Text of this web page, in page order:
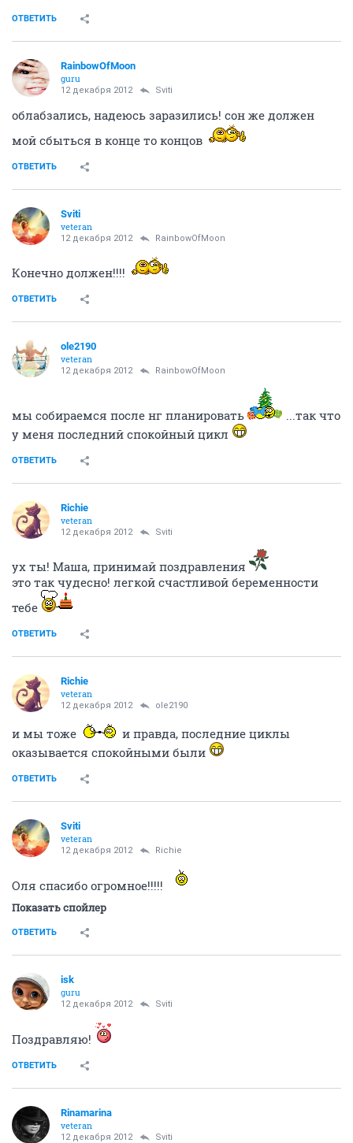
ОТВЕТИТЬ
RainbowOfMoon
guru
12 декабря 2012 Sviti
облабзались, надеюсь заразились! сон же должен
мой сбыться в конце то концов
ОТВЕТИТЬ
Sviti
veteran
12 декабря 2012 RainbowOfMoon
Конечно должен!!!!
ОТВЕТИТЬ
ole2190
veteran
12 декабря 2012 RainbowOfMoon
мы собираемся после нг планировать
...так что
у меня последний спокойный цикл
ОТВЕТИТЬ
Richie
veteran
12 декабря 2012 Sviti
ух ты! Маша, принимай поздравления
это так чудесно! легкой счастливой беременности
тебе
ОТВЕТИТЬ
Richie
veteran
12 декабря 2012 ole2190
и мы тоже
и правда, последние циклы
оказывается спокойными были
ОТВЕТИТЬ
Sviti
veteran
12 декабря 2012 Richie
Оля спасибо огромное!!!!!
Показать спойлер
ОТВЕТИТЬ
isk
guru
12 декабря 2012 Sviti
Поздравляю!
ОТВЕТИТЬ
Rinamarina
veteran
12 декабря 2012 Sviti